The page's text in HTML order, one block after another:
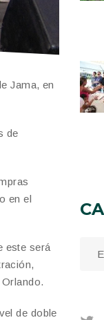
Jama, en
de
en el
este será
de doble